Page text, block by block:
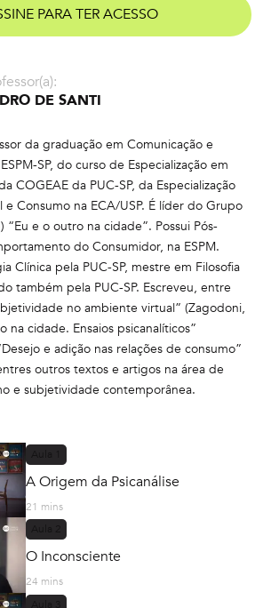
PARA TER ACESSO
DE SANTI
da graduação em Comunicação e
SP, do curso de Especialização em
COGEAE da PUC-SP, da Especialização
Consumo na ECA/USP. É líder do Grupo
“Eu e o outro na cidade”. Possui Pós-
do Consumidor, na ESPM.
Clínica pela PUC-SP, mestre em Filosofia
também pela PUC-SP. Escreveu, entre
no ambiente virtual” (Zagodoni,
na cidade. Ensaios psicanalíticos”
e adição nas relações de consumo”
outros textos e artigos na área de
e subjetividade contemporânea.
A Origem da Psicanálise
21 mins
O Inconsciente
24 mins